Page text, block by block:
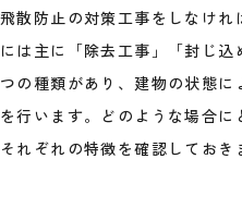
飛散防止の対策工事をしなけ
には主に「除去工事」「封じ
つの種類があり、建物の状態
を行います。どのような場合に
それぞれの特徴を確認しておき